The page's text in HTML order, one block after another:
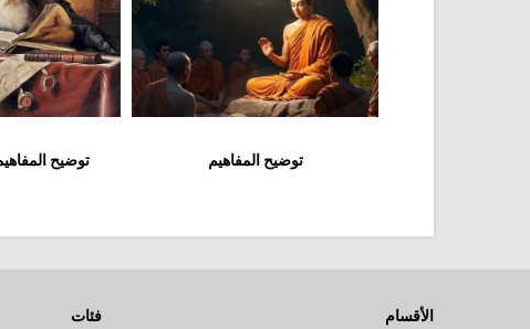
توضيح توضيح المفاهيم
الأقسام
فئات